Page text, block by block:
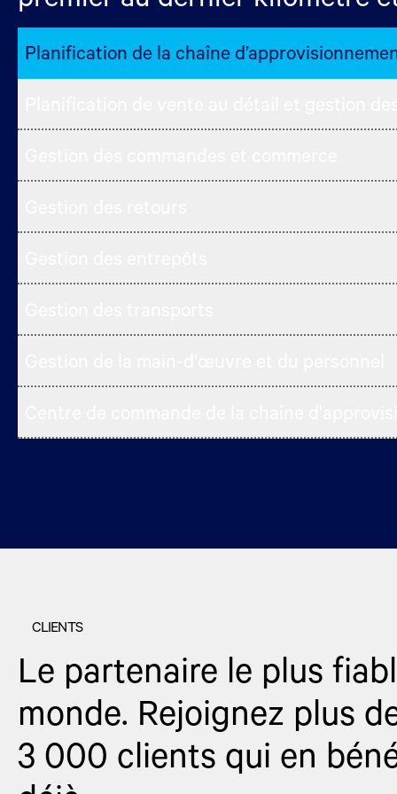
Planification de la chaîne
CLIENTS
Le partenaire le plus
monde. Rejoignez plus
3 000 clients qui en